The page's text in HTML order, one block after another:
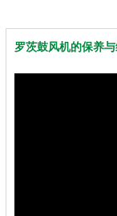
罗茨鼓风机的保养